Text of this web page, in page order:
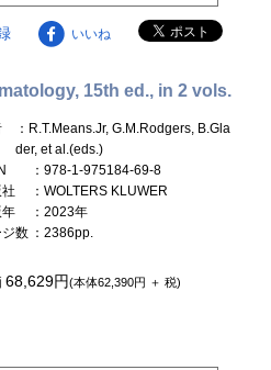
いいね
15th ed., in 2 vols.
：R.T.Means.Jr, G.M.Rodgers, B.Gla
der, et al.(eds.)
：978-1-975184-69-8
：WOLTERS KLUWER
：2023年
数 ：2386pp.
68,629円(本体62,390円 ＋ 税)